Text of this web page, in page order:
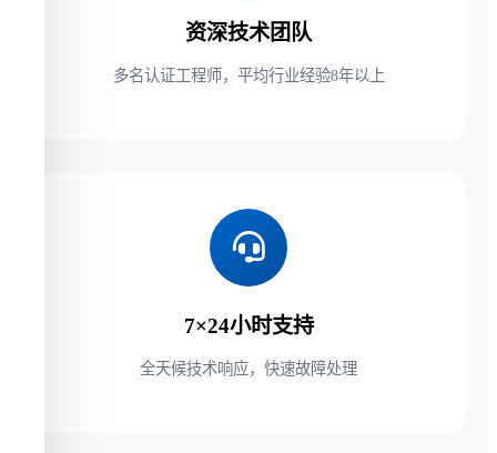
资深技术团队
多名认证工程师，平均行业经验8年以上
7×24小时支持
全天候技术响应，快速故障处理